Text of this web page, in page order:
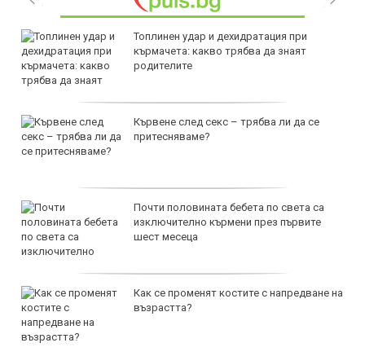
Топлинен удар и дехидратация при
кърмачета: какво трябва да знаят
родителите
Кървене след секс – трябва ли да се
притесняваме?
Почти половината бебета по света са
изключително кърмени през първите
шест месеца
Как се променят костите с напредване на
възрастта?